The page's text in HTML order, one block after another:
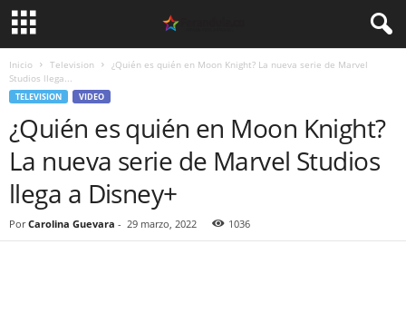
Inicio Television
¿Quién es quién en Moon Knight? La nueva serie de Marvel
Studios llega...
TELEVISION VIDEO
¿Quién es quién en Moon Knight?
La nueva serie de Marvel Studios
llega a Disney+
Por Carolina Guevara - 29 marzo, 2022 1036